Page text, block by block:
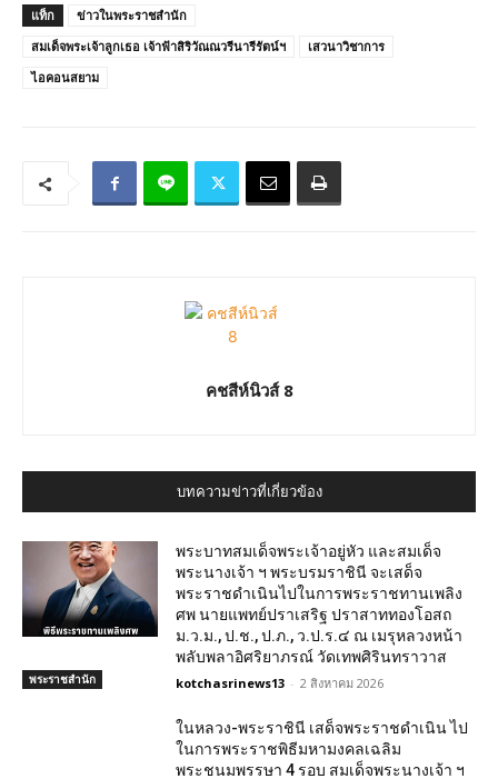
แท็ก
ข่าวในพระราชสำนัก
สมเด็จพระเจ้าลูกเธอ เจ้าฟ้าสิริวัณณวรีนารีรัตน์ฯ
เสวนาวิชาการ
ไอคอนสยาม
คชสีห์นิวส์ 8
บทความข่าวที่เกี่ยวข้อง
พระราชสำนัก
พระบาทสมเด็จพระเจ้าอยู่หัว และสมเด็จ
พระนางเจ้า ฯ พระบรมราชินี จะเสด็จ
พระราชดำเนินไปในการพระราชทานเพลิง
ศพ นายแพทย์ปราเสริฐ ปราสาททองโอสถ
ม.ว.ม., ป.ช., ป.ภ., ว.ป.ร.๔ ณ เมรุหลวงหน้า
พลับพลาอิศริยาภรณ์ วัดเทพศิรินทราวาส
kotchasrinews13 - 2 สิงหาคม 2026
ในหลวง-พระราชินี เสด็จพระราชดำเนิน ไป
ในการพระราชพิธีมหามงคลเฉลิม
พระชนมพรรษา 4 รอบ สมเด็จพระนางเจ้า ฯ